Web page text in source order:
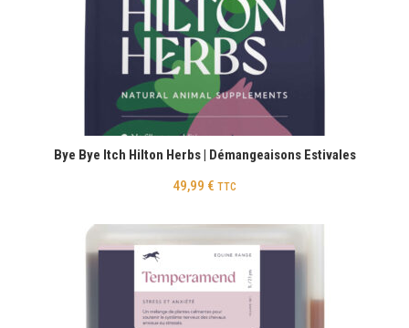
Bye Bye Itch Hilton Herbs | Démangeaisons Estivales
49,99 € TTC